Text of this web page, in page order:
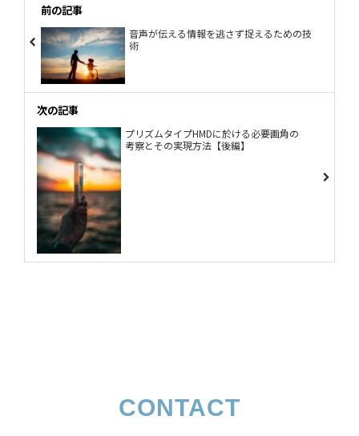
前の記事
音声が伝える情報を逃さず捉えるための技
術
次の記事
プリズムタイプHMDに於ける必要画角の
考察とその実現方法【後編】
CONTACT